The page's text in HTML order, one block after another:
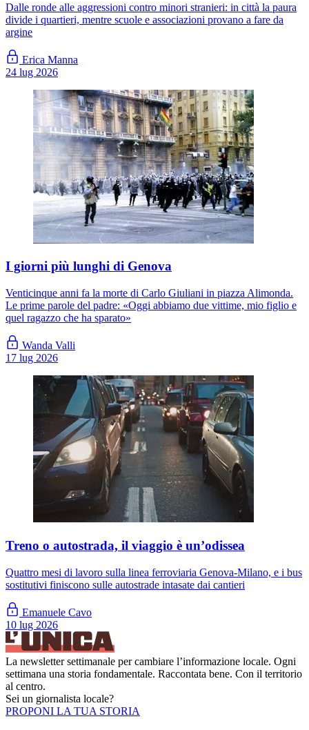
Dalle ronde alle aggressioni contro minori stranieri: in città la paura
divide i quartieri, mentre scuole e associazioni provano a fare da
argine
Erica Manna
24 lug 2026
I giorni più lunghi di Genova
Venticinque anni fa la morte di Carlo Giuliani in piazza Alimonda.
Le prime parole del padre: «Oggi abbiamo due vittime, mio figlio e
quel ragazzo che ha sparato»
Wanda Valli
17 lug 2026
Treno o autostrada, il viaggio è un’odissea
Quattro mesi di lavoro sulla linea ferroviaria Genova-Milano, e i bus
sostitutivi finiscono sulle autostrade intasate dai cantieri
Emanuele Cavo
10 lug 2026
La newsletter settimanale per cambiare l’informazione locale. Ogni
settimana una storia fondamentale. Raccontata bene. Con il territorio
al centro.
Sei un giornalista locale?
PROPONI LA TUA STORIA